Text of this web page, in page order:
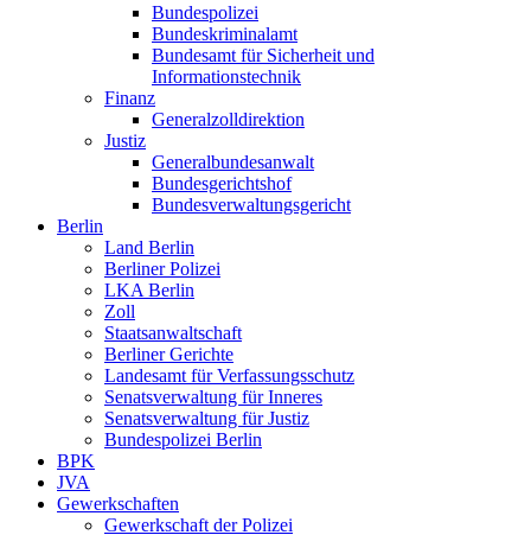
Bundespolizei
Bundeskriminalamt
Bundesamt für Sicherheit und
Informationstechnik
Finanz
Generalzolldirektion
Justiz
Generalbundesanwalt
Bundesgerichtshof
Bundesverwaltungsgericht
Berlin
Land Berlin
Berliner Polizei
LKA Berlin
Zoll
Staatsanwaltschaft
Berliner Gerichte
Landesamt für Verfassungsschutz
Senatsverwaltung für Inneres
Senatsverwaltung für Justiz
Bundespolizei Berlin
BPK
JVA
Gewerkschaften
Gewerkschaft der Polizei